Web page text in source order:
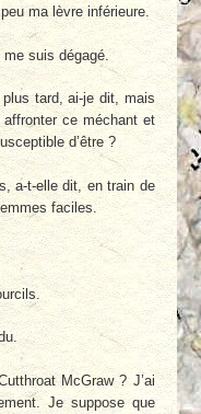
ma lèvre inférieure.
suis dégagé.
tard, ai-je dit, mais
ce méchant et
d’être ?
a-t-elle dit, en train de
faciles.
McGraw ? J’ai
Je suppose que